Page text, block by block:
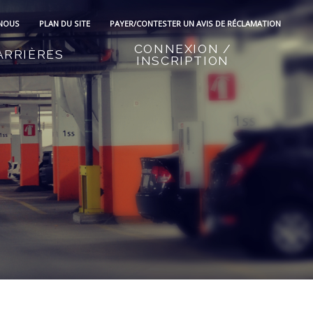
PAYER/CONTESTER UN AVIS DE RÉCLAMATION
PLAN DU SITE
CONNEXION /
INSCRIPTION